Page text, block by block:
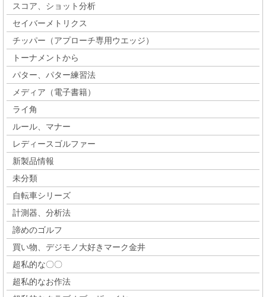
スコア、ショット分析
セイバーメトリクス
チッパー（アプローチ専用ウエッジ）
トーナメントから
パター、パター練習法
メディア（電子書籍）
ライ角
ルール、マナー
レディースゴルファー
新製品情報
未分類
自転車シリーズ
計測器、分析法
諦めのゴルフ
買い物、デジモノ大好きマーク金井
超私的な〇〇
超私的なお作法